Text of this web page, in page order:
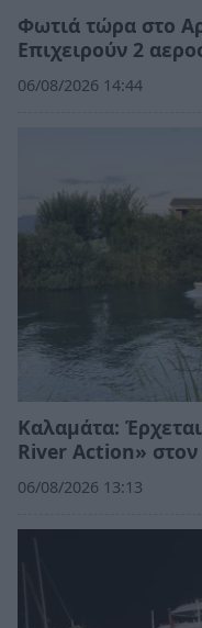
Φωτιά τώρα στο
Επιχειρούν 2
06/08/2026 14:44
Καλαμάτα:
River Action» στον
06/08/2026 13:13